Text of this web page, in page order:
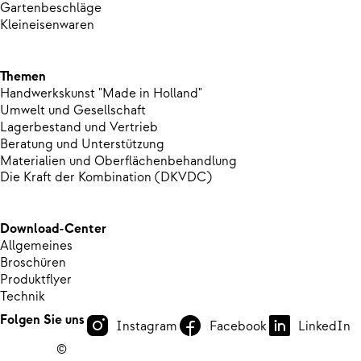
Gartenbeschläge
Kleineisenwaren
Themen
Handwerkskunst "Made in Holland"
Umwelt und Gesellschaft
Lagerbestand und Vertrieb
Beratung und Unterstützung
Materialien und Oberflächenbehandlung
Die Kraft der Kombination (DKVDC)
Download-Center
Allgemeines
Broschüren
Produktflyer
Technik
Folgen Sie uns
Instagram Facebook
LinkedIn
©